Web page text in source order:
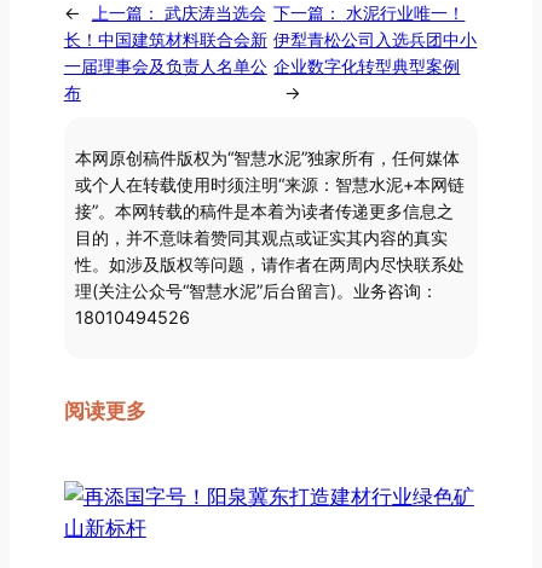
← 上一篇： 武庆涛当选会
长！中国建筑材料联合会新
一届理事会及负责人名单公
布
下一篇：
水泥行业唯一！
伊犁青松公司入选兵团中小
企业数字化转型典型案例
→
本网原创稿件版权为“智慧水泥”独家所有，任何媒体
或个人在转载使用时须注明“来源：智慧水泥+本网链
接”。本网转载的稿件是本着为读者传递更多信息之
目的，并不意味着赞同其观点或证实其内容的真实
性。如涉及版权等问题，请作者在两周内尽快联系处
理(关注公众号“智慧水泥”后台留言)。业务咨询：
18010494526
阅读更多